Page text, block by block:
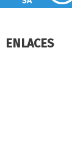
ENLACES